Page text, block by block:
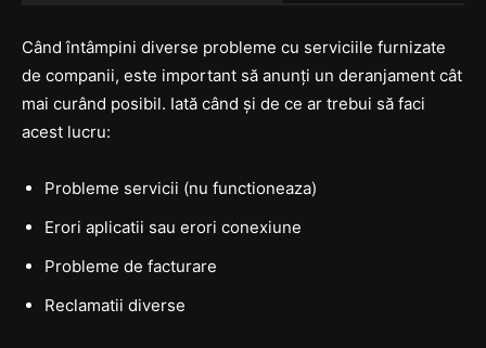
Când întâmpini diverse probleme cu serviciile furnizate
de companii, este important să anunți un deranjament cât
mai curând posibil. Iată când și de ce ar trebui să faci
acest lucru:
Probleme servicii (nu functioneaza)
Erori aplicatii sau erori conexiune
Probleme de facturare
Reclamatii diverse